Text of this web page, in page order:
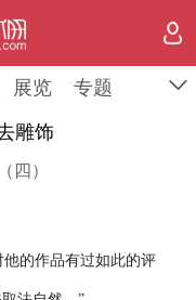
展览 专题
雕饰
四）
的作品有过如此的评